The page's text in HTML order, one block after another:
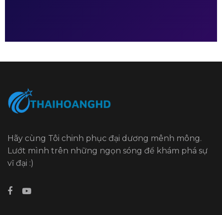
Hãy cùng Tôi chinh phục đại dương mênh mông.
Lướt mình trên những ngọn sóng để khám phá sự
vĩ đại :)